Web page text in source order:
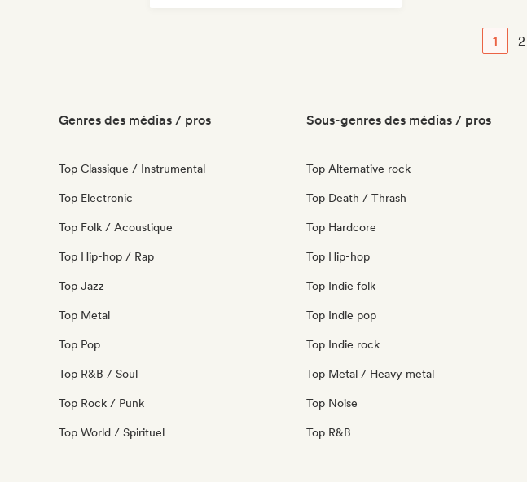
1 2
Genres des médias / pros
Top Classique / Instrumental
Top Electronic
Top Folk / Acoustique
Top Hip-hop / Rap
Top Jazz
Top Metal
Top Pop
Top R&B / Soul
Top Rock / Punk
Top World / Spirituel
Sous-genres des médias / pros
Top Alternative rock
Top Death / Thrash
Top Hardcore
Top Hip-hop
Top Indie folk
Top Indie pop
Top Indie rock
Top Metal / Heavy metal
Top Noise
Top R&B